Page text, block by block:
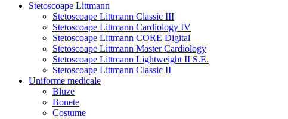
Stetoscoape Littmann
Stetoscoape Littmann Classic III
Stetoscoape Littmann Cardiology IV
Stetoscoape Littmann CORE Digital
Stetoscoape Littmann Master Cardiology
Stetoscoape Littmann Lightweight II S.E.
Stetoscoape Littmann Classic II
Uniforme medicale
Bluze
Bonete
Costume